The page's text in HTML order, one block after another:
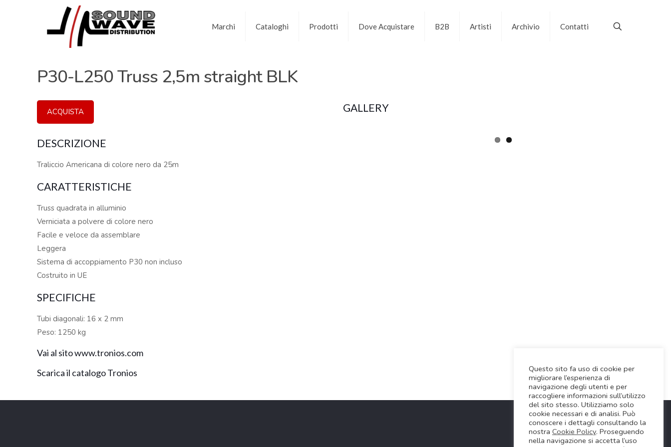
Marchi Cataloghi Prodotti Dove Acquistare B2B Artisti Archivio Contatti
P30-L250 Truss 2,5m straight BLK
ACQUISTA
DESCRIZIONE
Traliccio Americana di colore nero da 25m
CARATTERISTICHE
Truss quadrata in alluminio
Verniciata a polvere di colore nero
Facile e veloce da assemblare
Leggera
Sistema di accoppiamento P30 non incluso
Costruito in UE
SPECIFICHE
Tubi diagonali: 16 x 2 mm
Peso: 1250 kg
Vai al sito www.tronios.com
Scarica il catalogo Tronios
GALLERY
Questo sito fa uso di cookie per
migliorare l’esperienza di
navigazione degli utenti e per
raccogliere informazioni sull’utilizzo
del sito stesso. Utilizziamo solo
cookie necessari e di analisi. Può
conoscere i dettagli consultando la
nostra Cookie Policy. Proseguendo
nella navigazione si accetta l’uso